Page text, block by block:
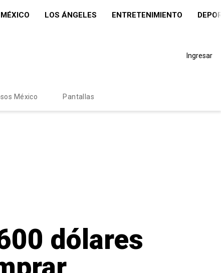
MÉXICO LOS ÁNGELES ENTRETENIMIENTO
Ingresar
México Pantallas
dólares